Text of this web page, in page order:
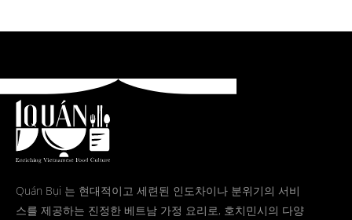
Quán Bụi 는 현대적이고 세련된 인도차이나 분위기의 서비
스를 제공하는 진정한 베트남 가정 요리로, 호치민시의 다양